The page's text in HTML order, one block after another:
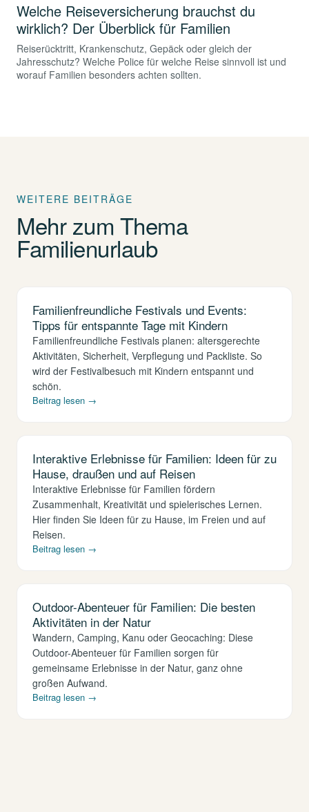
Welche Reiseversicherung brauchst du
wirklich? Der Überblick für Familien
Reiserücktritt, Krankenschutz, Gepäck oder gleich der
Jahresschutz? Welche Police für welche Reise sinnvoll ist und
worauf Familien besonders achten sollten.
WEITERE BEITRÄGE
Mehr zum Thema
Familienurlaub
Familienfreundliche Festivals und Events:
Tipps für entspannte Tage mit Kindern
Familienfreundliche Festivals planen: altersgerechte
Aktivitäten, Sicherheit, Verpflegung und Packliste. So
wird der Festivalbesuch mit Kindern entspannt und
schön.
Beitrag lesen →
Interaktive Erlebnisse für Familien: Ideen für zu
Hause, draußen und auf Reisen
Interaktive Erlebnisse für Familien fördern
Zusammenhalt, Kreativität und spielerisches Lernen.
Hier finden Sie Ideen für zu Hause, im Freien und auf
Reisen.
Beitrag lesen →
Outdoor-Abenteuer für Familien: Die besten
Aktivitäten in der Natur
Wandern, Camping, Kanu oder Geocaching: Diese
Outdoor-Abenteuer für Familien sorgen für
gemeinsame Erlebnisse in der Natur, ganz ohne
großen Aufwand.
Beitrag lesen →